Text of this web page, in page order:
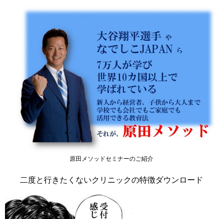
原田メソッドセミナーのご紹介
二度と行きたくないクリニックの特徴ダウンロード